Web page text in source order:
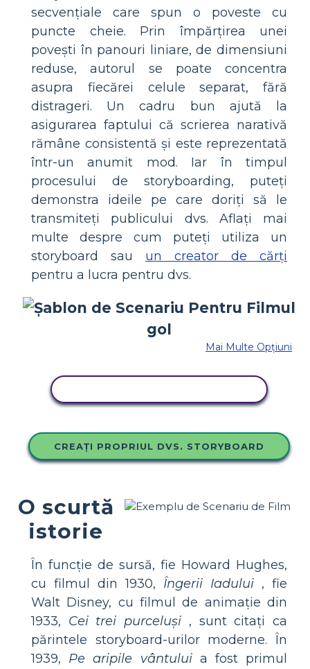
secvențiale care spun o poveste cu
puncte cheie. Prin împărțirea unei
povești în panouri liniare, de dimensiuni
reduse, autorul se poate concentra
asupra fiecărei celule separat, fără
distrageri. Un cadru bun ajută la
asigurarea faptului că scrierea narativă
rămâne consistentă și este reprezentată
într-un anumit mod. Iar în timpul
procesului de storyboarding, puteți
demonstra ideile pe care doriți să le
transmiteți publicului dvs. Aflați mai
multe despre cum puteți utiliza un
storyboard sau un creator de cărți
pentru a lucra pentru dvs.
Mai Multe Opțiuni
CREAȚI PROPRIUL DVS. STORYBOARD
O scurtă
istorie
În funcție de sursă, fie Howard Hughes,
cu filmul din 1930, Îngerii Iadului , fie
Walt Disney, cu filmul de animație din
1933, Cei trei purceluși , sunt citați ca
părintele storyboard-urilor moderne. În
1939, Pe aripile vântuluia fost primul